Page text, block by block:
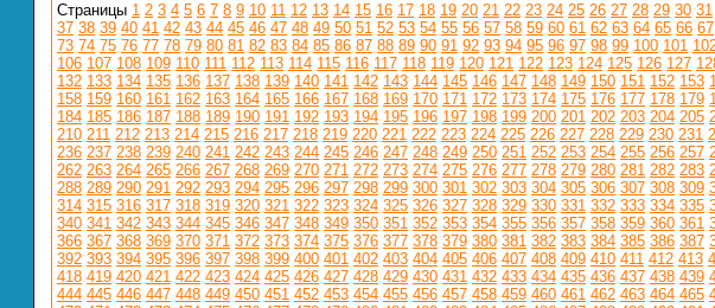
Страницы 1 2 3 4 5 6 7 8 9 10 11 12 13 14 15 16 17 18 19 20 21 22 23 24 25 26 27 28 29 30 31
37 38 39 40 41 42 43 44 45 46 47 48 49 50 51 52 53 54 55 56 57 58 59 60 61 62 63 64 65 66 67
73 74 75 76 77 78 79 80 81 82 83 84 85 86 87 88 89 90 91 92 93 94 95 96 97 98 99 100 101
106 107 108 109 110 111 112 113 114 115 116 117 118 119 120 121 122 123 124 125 126 127
132 133 134 135 136 137 138 139 140 141 142 143 144 145 146 147 148 149 150 151 152 153
158 159 160 161 162 163 164 165 166 167 168 169 170 171 172 173 174 175 176 177 178 179
184 185 186 187 188 189 190 191 192 193 194 195 196 197 198 199 200 201 202 203 204 205
210 211 212 213 214 215 216 217 218 219 220 221 222 223 224 225 226 227 228 229 230 231
236 237 238 239 240 241 242 243 244 245 246 247 248 249 250 251 252 253 254 255 256 257
262 263 264 265 266 267 268 269 270 271 272 273 274 275 276 277 278 279 280 281 282 283
288 289 290 291 292 293 294 295 296 297 298 299 300 301 302 303 304 305 306 307 308 309
314 315 316 317 318 319 320 321 322 323 324 325 326 327 328 329 330 331 332 333 334 335
340 341 342 343 344 345 346 347 348 349 350 351 352 353 354 355 356 357 358 359 360 361
366 367 368 369 370 371 372 373 374 375 376 377 378 379 380 381 382 383 384 385 386 387
392 393 394 395 396 397 398 399 400 401 402 403 404 405 406 407 408 409 410 411 412 413
418 419 420 421 422 423 424 425 426 427 428 429 430 431 432 433 434 435 436 437 438 439
444 445 446 447 448 449 450 451 452 453 454 455 456 457 458 459 460 461 462 463 464 465